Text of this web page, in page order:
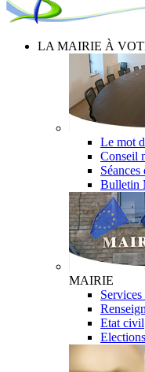
LA MAIRIE À
Le mot
Conseil
Bulletin
MAIRIE
Etat civil
Elections